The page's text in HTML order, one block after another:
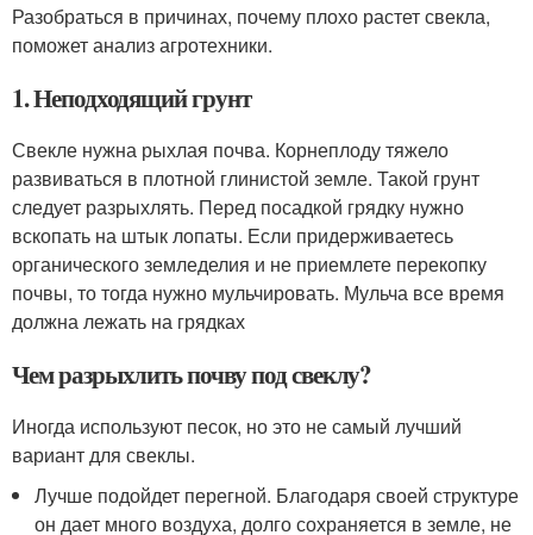
Разобраться в причинах, почему плохо растет свекла,
поможет анализ агротехники.
1. Неподходящий грунт
Свекле нужна рыхлая почва. Корнеплоду тяжело
развиваться в плотной глинистой земле. Такой грунт
следует разрыхлять. Перед посадкой грядку нужно
вскопать на штык лопаты. Если придерживаетесь
органического земледелия и не приемлете перекопку
почвы, то тогда нужно мульчировать. Мульча все время
должна лежать на грядках
Чем разрыхлить почву под свеклу?
Иногда используют песок, но это не самый лучший
вариант для свеклы.
Лучше подойдет перегной. Благодаря своей структуре
он дает много воздуха, долго сохраняется в земле, не